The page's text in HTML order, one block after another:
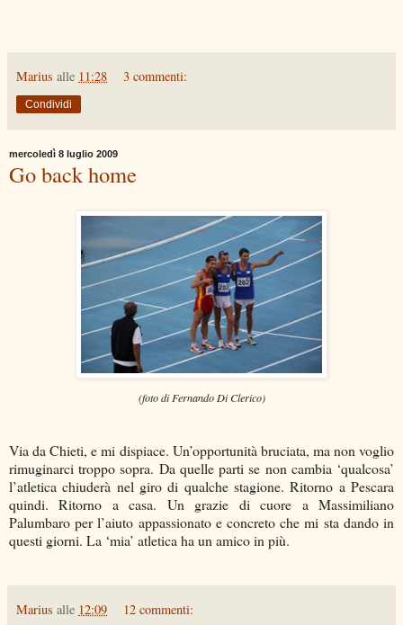
Marius alle 11:28 3 commenti:
Condividi
mercoledì 8 luglio 2009
Go back home
(foto di Fernando Di Clerico)
Via da Chieti, e mi dispiace. Un’opportunità bruciata, ma non voglio
rimuginarci troppo sopra. Da quelle parti se non cambia ‘qualcosa’
l’atletica chiuderà nel giro di qualche stagione. Ritorno a Pescara
quindi. Ritorno a casa. Un grazie di cuore a Massimiliano
Palumbaro per l’aiuto appassionato e concreto che mi sta dando in
questi giorni. La ‘mia’ atletica ha un amico in più.
Marius alle 12:09 12 commenti: